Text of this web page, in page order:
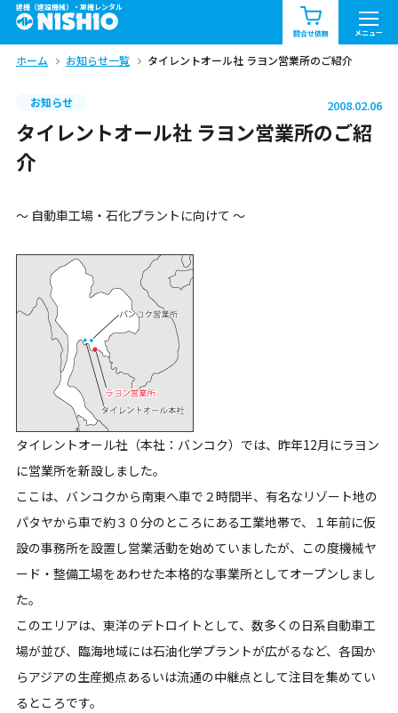
建機（建設機械）・重機レンタル
問合せ依頼 メニュー
商品一覧 お知らせ一覧
問合せ依頼リスト お問合せ
北海道 東北 関東
ホーム お知らせ一覧 タイレントオール社 ラヨン営業所のご紹介
お知らせ 2008.02.06
タイレントオール社 ラヨン営業所のご紹
介
～ 自動車工場・石化プラントに向けて ～
タイレントオール社（本社：バンコク）では、昨年12月にラヨン
に営業所を新設しました。
ここは、バンコクから南東へ車で２時間半、有名なリゾート地の
パタヤから車で約３０分のところにある工業地帯で、１年前に仮
設の事務所を設置し営業活動を始めていましたが、この度機械ヤ
ード・整備工場をあわせた本格的な事業所としてオープンしまし
た。
このエリアは、東洋のデトロイトとして、数多くの日系自動車工
場が並び、臨海地域には石油化学プラントが広がるなど、各国か
らアジアの生産拠点あるいは流通の中継点として注目を集めてい
るところです。